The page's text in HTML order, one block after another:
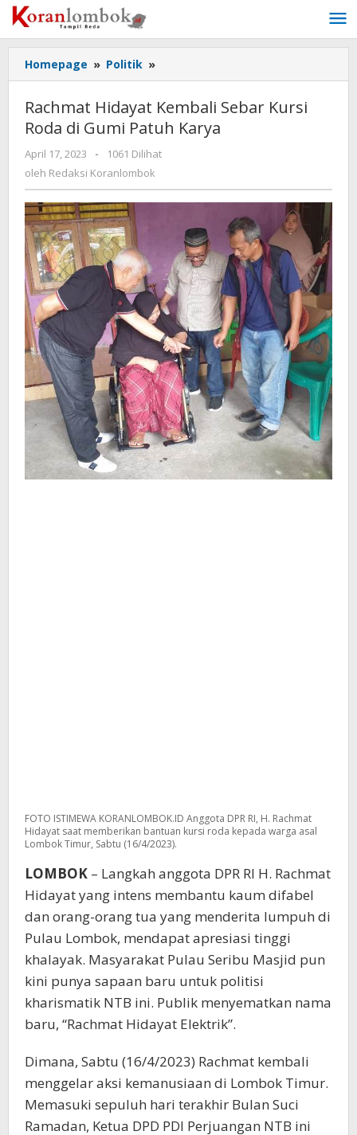
Lewati
ke
konten
Homepage » Politik »
Hidayat
Kembali
Sebar
Kursi
Roda
Rachmat Hidayat Kembali Sebar Kursi
Roda di Gumi Patuh Karya
April 17, 2023
oleh
Redaksi
-
1061 Dilihat
oleh Redaksi Koranlombok
FOTO ISTIMEWA KORANLOMBOK.ID Anggota DPR RI, H. Rachmat
Hidayat saat memberikan bantuan kursi roda kepada warga asal
Lombok Timur, Sabtu (16/4/2023).
LOMBOK – Langkah anggota DPR RI H. Rachmat
Hidayat yang intens membantu kaum difabel
dan orang-orang tua yang menderita lumpuh di
Pulau Lombok, mendapat apresiasi tinggi
khalayak. Masyarakat Pulau Seribu Masjid pun
kini punya sapaan baru untuk politisi
kharismatik NTB ini. Publik menyematkan nama
baru, “Rachmat Hidayat Elektrik”.
Dimana, Sabtu (16/4/2023) Rachmat kembali
menggelar aksi kemanusiaan di Lombok Timur.
Memasuki sepuluh hari terakhir Bulan Suci
Ramadan, Ketua DPD PDI Perjuangan NTB ini